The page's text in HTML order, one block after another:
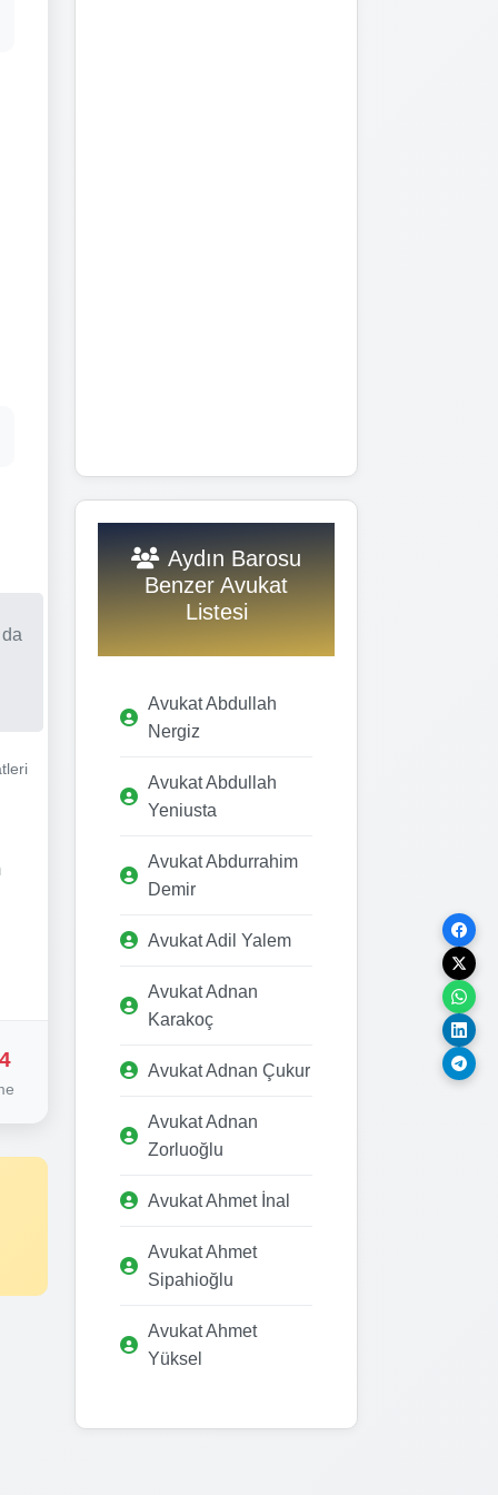
Aydın Barosu
Benzer Avukat
Listesi
Avukat Abdullah
Nergiz
Avukat Abdullah
Yeniusta
Avukat Abdurrahim
Demir
Avukat Adil Yalem
Avukat Adnan
Karakoç
Avukat Adnan Çukur
Avukat Adnan
Zorluoğlu
Avukat Ahmet İnal
Avukat Ahmet
Sipahioğlu
Avukat Ahmet
Yüksel